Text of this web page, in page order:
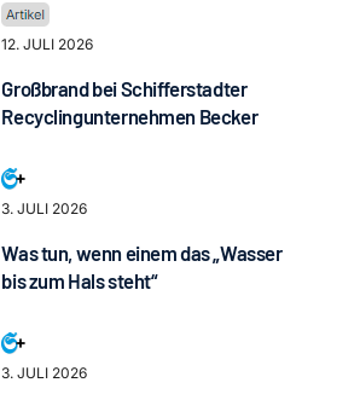
12. JULI 2026
Großbrand bei Schifferstadter
Recyclingunternehmen Becker
3. JULI 2026
Was tun, wenn einem das „Wasser
bis zum Hals steht“
3. JULI 2026